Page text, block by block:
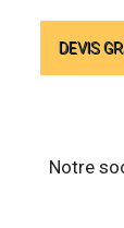
DEVIS
Notre